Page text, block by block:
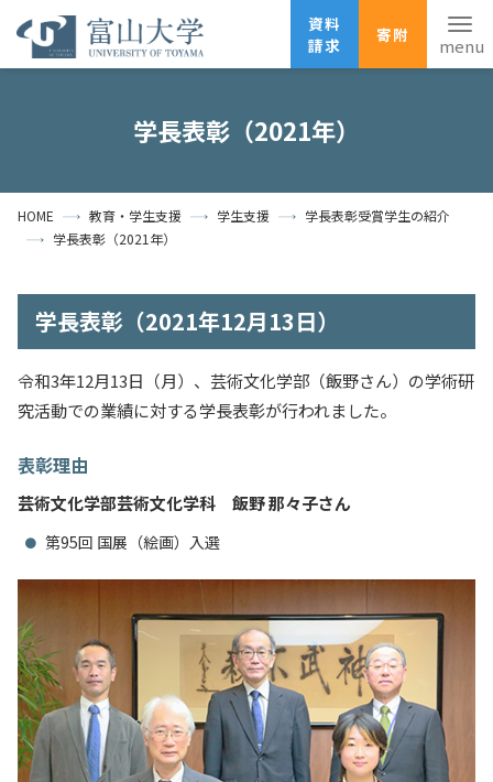
資料
請求
寄附
資料請求
寄附
広報刊行物
受験生の方 地域・一般の方 企業・研究者の方
卒業生の方 在学生の方 教職員の方
大学紹介
教育・学生支援
研究・産学官連携
国際交流・留学
学長表彰（2021年）
HOME 教育・学生支援 学生支援
学長表彰受賞学生の紹介
学長表彰（2021年）
学長表彰（2021年12月13日）
令和3年12月13日（月）、芸術文化学部（飯野さん）の学術研
究活動での業績に対する学長表彰が行われました。
表彰理由
芸術文化学部芸術文化学科 飯野 那々子さん
第95回 国展（絵画）入選